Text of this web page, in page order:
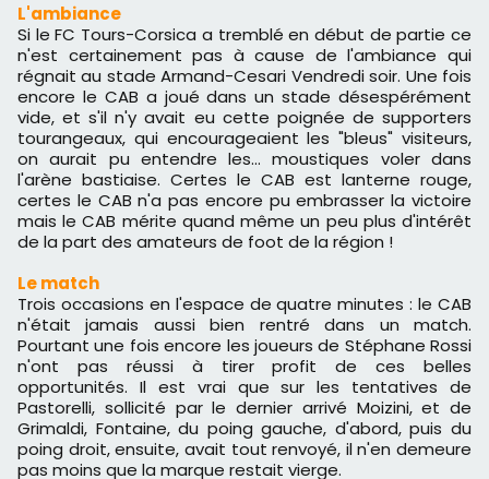
L'ambiance
Si le FC Tours-Corsica a tremblé en début de partie ce
n'est certainement pas à cause de l'ambiance qui
régnait au stade Armand-Cesari Vendredi soir. Une fois
encore le CAB a joué dans un stade désespérément
vide, et s'il n'y avait eu cette poignée de supporters
tourangeaux, qui encourageaient les "bleus" visiteurs,
on aurait pu entendre les... moustiques voler dans
l'arène bastiaise. Certes le CAB est lanterne rouge,
certes le CAB n'a pas encore pu embrasser la victoire
mais le CAB mérite quand même un peu plus d'intérêt
de la part des amateurs de foot de la région !
Le match
Trois occasions en l'espace de quatre minutes : le CAB
n'était jamais aussi bien rentré dans un match.
Pourtant une fois encore les joueurs de Stéphane Rossi
n'ont pas réussi à tirer profit de ces belles
opportunités. Il est vrai que sur les tentatives de
Pastorelli, sollicité par le dernier arrivé Moizini, et de
Grimaldi, Fontaine, du poing gauche, d'abord, puis du
poing droit, ensuite, avait tout renvoyé, il n'en demeure
pas moins que la marque restait vierge.